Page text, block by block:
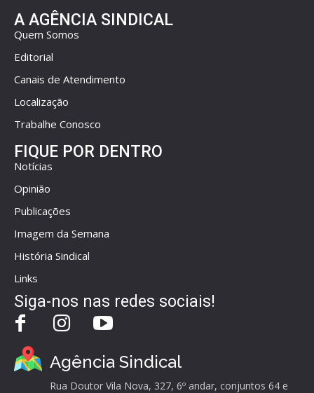
A AGÊNCIA SINDICAL
Quem Somos
Editorial
Canais de Atendimento
Localização
Trabalhe Conosco
FIQUE POR DENTRO
Notícias
Opinião
Publicações
Imagem da Semana
História Sindical
Links
Siga-nos nas redes sociais!
Agência Sindical
Rua Doutor Vila Nova, 327, 6º andar, conjuntos 64 e